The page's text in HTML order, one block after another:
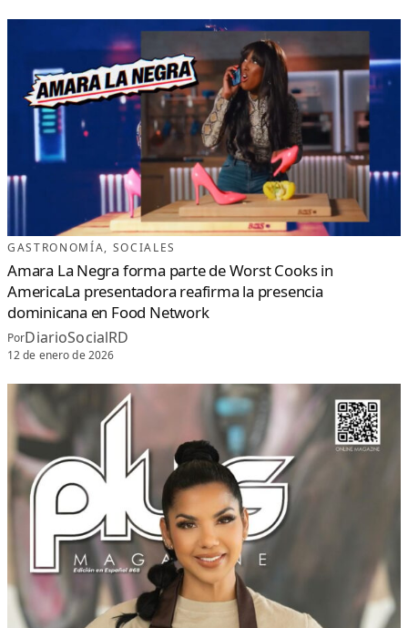
GASTRONOMÍA, SOCIALES
Amara La Negra forma parte de Worst Cooks in
AmericaLa presentadora reafirma la presencia
dominicana en Food Network
PorDiarioSocialRD
12 de enero de 2026